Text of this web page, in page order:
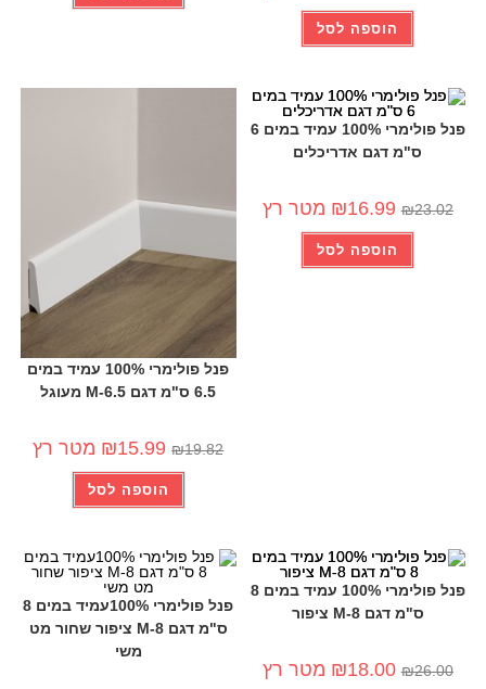
הוספה לסל
פנל פולימרי 100% עמיד במים 6
ס"מ דגם אדריכלים
₪23.02
₪16.99 מטר רץ
הוספה לסל
פנל פולימרי 100% עמיד במים
6.5 ס"מ דגם 6.5-M מעוגל
₪19.82
₪15.99 מטר רץ
הוספה לסל
פנל פולימרי 100% עמיד במים 8
ס"מ דגם 8-M ציפור
₪26.00
₪18.00 מטר רץ
פנל פולימרי 100%עמיד במים 8
ס"מ דגם 8-M ציפור שחור מט
משי